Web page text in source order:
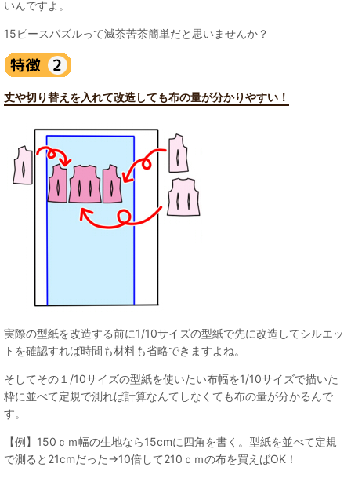
いんですよ。
15ピースパズルって滅茶苦茶簡単だと思いませんか？
丈や切り替えを入れて改造しても布の量が分かりやすい！
実際の型紙を改造する前に1/10サイズの型紙で先に改造してシルエッ
トを確認すれば時間も材料も省略できますよね。
そしてその１/10サイズの型紙を使いたい布幅を1/10サイズで描いた
枠に並べて定規で測れば計算なんてしなくても布の量が分かるんで
す。
【例】150ｃｍ幅の生地なら15cmに四角を書く。型紙を並べて定規
で測ると21cmだった→10倍して210ｃｍの布を買えばOK！